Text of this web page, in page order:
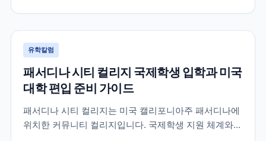
유학칼럼
패서디나 시티 컬리지 국제학생 입학과 미국
대학 편입 준비 가이드
패서디나 시티 컬리지는 미국 캘리포니아주 패서디나에
위치한 커뮤니티 컬리지입니다. 국제학생 지원 체계와